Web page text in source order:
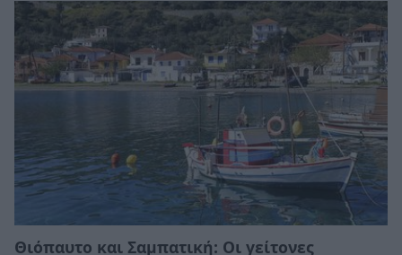
Θιόπαυτο και Σαμπατική: Οι γείτονες